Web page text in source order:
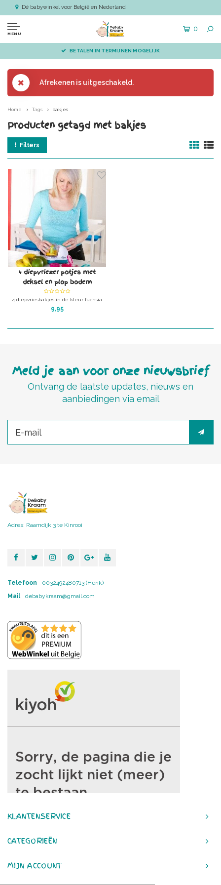
Dé babywinkel voor België en Nederland
MENU
0
BETALEN IN TERMIJNEN MOGELIJK
Afrekenen is uitgeschakeld.
Home Tags bakjes
Producten getagd met bakjes
Filters
4 diepvriezer potjes met
deksel en plop bodem
Turquoise
4 diepvriesbakjes in de kleur fuchsia
met 4 dekseltjes en polpbodem,
9,95
Meld je aan voor onze nieuwsbrief
Ontvang de laatste updates, nieuws en
aanbiedingen via email
Adres: Raamdijk 3 te Kinrooi
Telefoon
0032492480713 (Henk)
Mail
debabykraam@gmail.com
KLANTENSERVICE
CATEGORIEËN
MIJN ACCOUNT